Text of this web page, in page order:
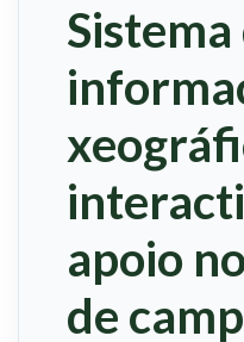
Sistema
apoio
de